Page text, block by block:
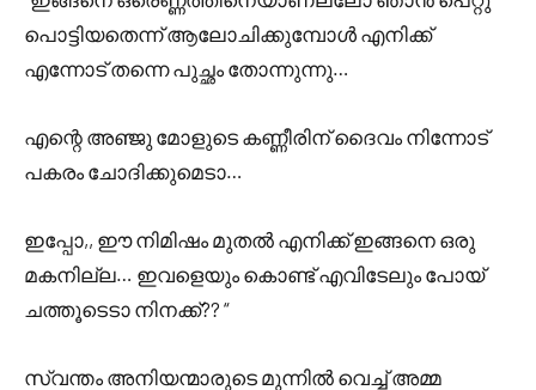
പൊട്ടിയതെന്ന് ആലോചിക്കുമ്പോൾ എനിക്ക്
എന്നോട് തന്നെ പുച്ഛം തോന്നുന്നു…
എന്റെ അഞ്ജു മോളുടെ കണ്ണീരിന് ദൈവം നിന്നോട്
പകരം ചോദിക്കുമെടാ…
ഇപ്പോ,, ഈ നിമിഷം മുതൽ എനിക്ക് ഇങ്ങനെ ഒരു
മകനില്ല… ഇവളെയും കൊണ്ട് എവിടേലും പോയ്‌
ചത്തൂടെടാ നിനക്ക്?? “
സ്വന്തം അനിയന്മാരുടെ മുന്നിൽ വെച്ച് അമ്മ